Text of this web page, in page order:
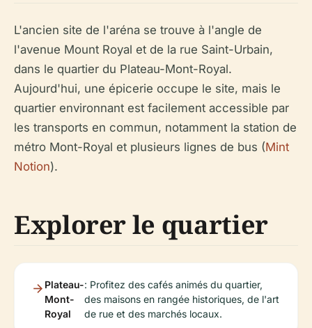
L'ancien site de l'aréna se trouve à l'angle de
l'avenue Mount Royal et de la rue Saint-Urbain,
dans le quartier du Plateau-Mont-Royal.
Aujourd'hui, une épicerie occupe le site, mais le
quartier environnant est facilement accessible par
les transports en commun, notamment la station de
métro Mont-Royal et plusieurs lignes de bus (Mint
Notion).
Explorer le quartier
Plateau-
Mont-
Royal
: Profitez des cafés animés du quartier,
des maisons en rangée historiques, de l'art
de rue et des marchés locaux.